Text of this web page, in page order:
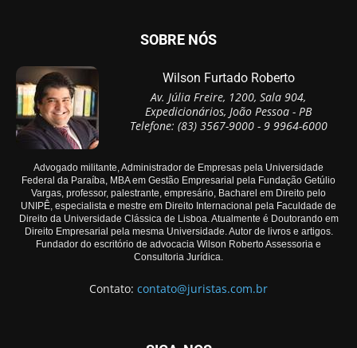
SOBRE NÓS
Wilson Furtado Roberto
Av. Júlia Freire, 1200, Sala 904,
Expedicionários, João Pessoa - PB
Telefone: (83) 3567-9000 - 9 9964-6000
Advogado militante, Administrador de Empresas pela Universidade
Federal da Paraíba, MBA em Gestão Empresarial pela Fundação Getúlio
Vargas, professor, palestrante, empresário, Bacharel em Direito pelo
UNIPÊ, especialista e mestre em Direito Internacional pela Faculdade de
Direito da Universidade Clássica de Lisboa. Atualmente é Doutorando em
Direito Empresarial pela mesma Universidade. Autor de livros e artigos.
Fundador do escritório de advocacia Wilson Roberto Assessoria e
Consultoria Jurídica.
Contato: contato@juristas.com.br